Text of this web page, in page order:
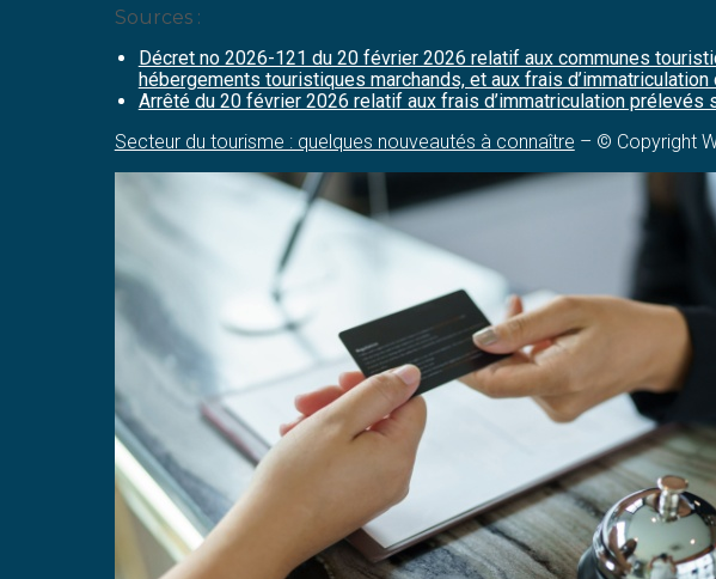
Sources :
Décret no 2026-121 du 20 février 2026 relatif aux communes
hébergements touristiques marchands, et aux frais
Arrêté du 20 février 2026 relatif aux frais d’immatriculation
Secteur du tourisme : quelques nouveautés à connaître – © Copyright